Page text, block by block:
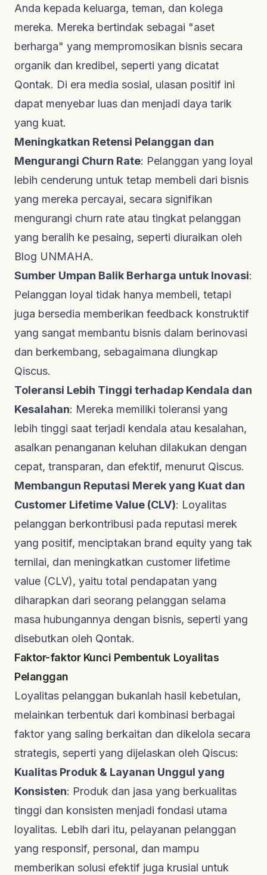
Anda kepada keluarga, teman, dan kolega
mereka. Mereka bertindak sebagai "aset
berharga" yang mempromosikan bisnis secara
organik dan kredibel, seperti yang dicatat
Qontak. Di era media sosial, ulasan positif ini
dapat menyebar luas dan menjadi daya tarik
yang kuat.
Meningkatkan Retensi Pelanggan dan
Mengurangi Churn Rate: Pelanggan yang loyal
lebih cenderung untuk tetap membeli dari bisnis
yang mereka percayai, secara signifikan
mengurangi churn rate atau tingkat pelanggan
yang beralih ke pesaing, seperti diuraikan oleh
Blog UNMAHA.
Sumber Umpan Balik Berharga untuk Inovasi:
Pelanggan loyal tidak hanya membeli, tetapi
juga bersedia memberikan feedback konstruktif
yang sangat membantu bisnis dalam berinovasi
dan berkembang, sebagaimana diungkap
Qiscus.
Toleransi Lebih Tinggi terhadap Kendala dan
Kesalahan: Mereka memiliki toleransi yang
lebih tinggi saat terjadi kendala atau kesalahan,
asalkan penanganan keluhan dilakukan dengan
cepat, transparan, dan efektif, menurut Qiscus.
Membangun Reputasi Merek yang Kuat dan
Customer Lifetime Value (CLV): Loyalitas
pelanggan berkontribusi pada reputasi merek
yang positif, menciptakan brand equity yang tak
ternilai, dan meningkatkan customer lifetime
value (CLV), yaitu total pendapatan yang
diharapkan dari seorang pelanggan selama
masa hubungannya dengan bisnis, seperti yang
disebutkan oleh Qontak.
Faktor-faktor Kunci Pembentuk Loyalitas
Pelanggan
Loyalitas pelanggan bukanlah hasil kebetulan,
melainkan terbentuk dari kombinasi berbagai
faktor yang saling berkaitan dan dikelola secara
strategis, seperti yang dijelaskan oleh Qiscus:
Kualitas Produk & Layanan Unggul yang
Konsisten: Produk dan jasa yang berkualitas
tinggi dan konsisten menjadi fondasi utama
loyalitas. Lebih dari itu, pelayanan pelanggan
yang responsif, personal, dan mampu
memberikan solusi efektif juga krusial untuk